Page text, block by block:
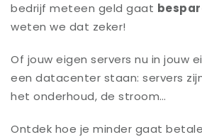
bedrijf meteen geld gaat
weten we dat zeker!
Of jouw eigen servers nu in jouw
een datacenter staan: servers
het onderhoud, de stroom…
Ontdek hoe je minder gaat